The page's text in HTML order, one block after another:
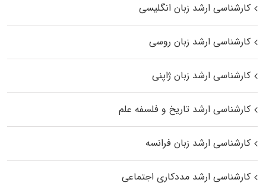
کارشناسی ارشد زبان انگلیسی
کارشناسی ارشد زبان روسی
کارشناسی ارشد زبان ژاپنی
کارشناسی ارشد تاریخ و فلسفه علم
کارشناسی ارشد زبان فرانسه
کارشناسی ارشد مددکاری اجتماعی